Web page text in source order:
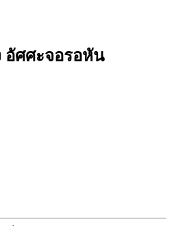
อัศศะจอรอหัน